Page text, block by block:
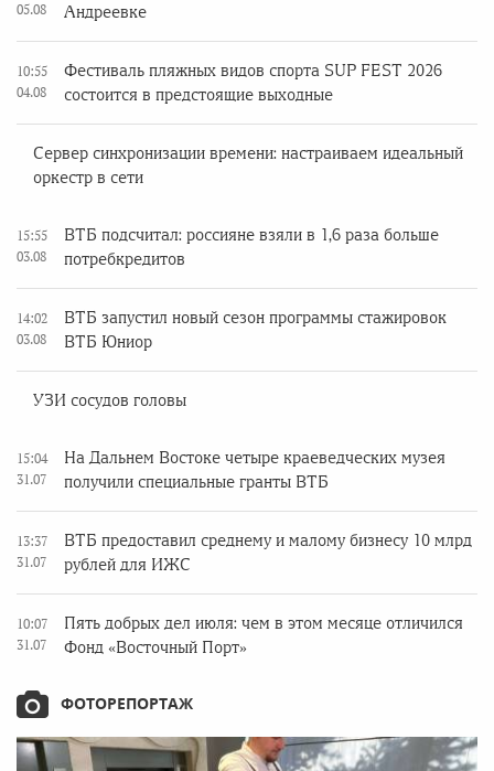
05.08
Андреевке
10:55
04.08
Фестиваль пляжных видов спорта SUP FEST 2026
состоится в предстоящие выходные
Сервер синхронизации времени: настраиваем идеальный
оркестр в сети
15:55
03.08
ВТБ подсчитал: россияне взяли в 1,6 раза больше
потребкредитов
14:02
03.08
ВТБ запустил новый сезон программы стажировок
ВТБ Юниор
УЗИ сосудов головы
15:04
31.07
На Дальнем Востоке четыре краеведческих музея
получили специальные гранты ВТБ
13:37
31.07
ВТБ предоставил среднему и малому бизнесу 10 млрд
рублей для ИЖС
10:07
31.07
Пять добрых дел июля: чем в этом месяце отличился
Фонд «Восточный Порт»
ФОТОРЕПОРТАЖ